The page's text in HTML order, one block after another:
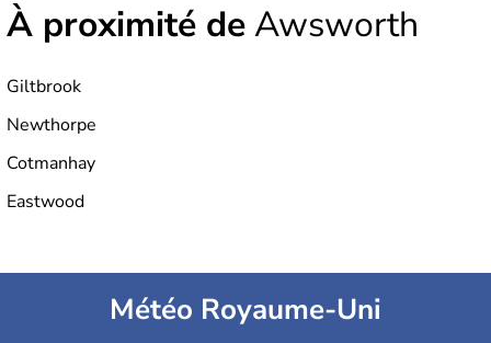
À proximité deAwsworth
Giltbrook
Newthorpe
Cotmanhay
Eastwood
Météo Royaume-Uni